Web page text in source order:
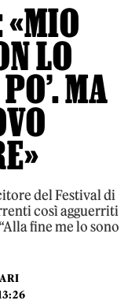
«MIO
LO
MA
del Festival di
così agguerriti
fine me lo sono